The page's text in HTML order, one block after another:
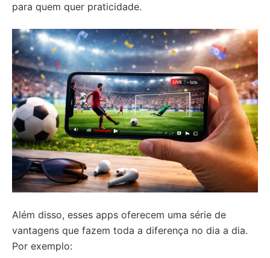
para quem quer praticidade.
Além disso, esses apps oferecem uma série de
vantagens que fazem toda a diferença no dia a dia.
Por exemplo: